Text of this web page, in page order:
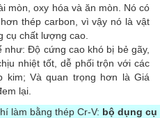
mòn, oxy hóa và ăn mòn. Nó có
thép carbon, vì vậy nó là vật
cụ chất lượng cao.
như: Độ cứng cao khó bị bẻ gãy,
nhiệt tốt, dễ phối trộn với các
kim; Và quan trọng hơn là Giá
lại.
làm bằng thép Cr-V: bộ dụng cụ